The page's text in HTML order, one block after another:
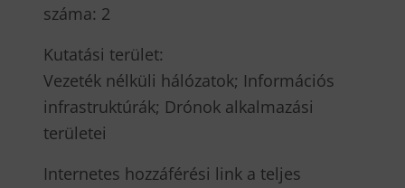
száma: 2
Kutatási terület:
Vezeték nélküli hálózatok; Információs
infrastruktúrák; Drónok alkalmazási
területei
Internetes hozzáférési link a teljes